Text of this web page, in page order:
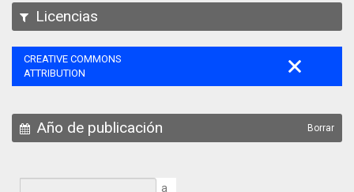
Licencias
CREATIVE COMMONS
ATTRIBUTION
Año de publicación Borrar
a